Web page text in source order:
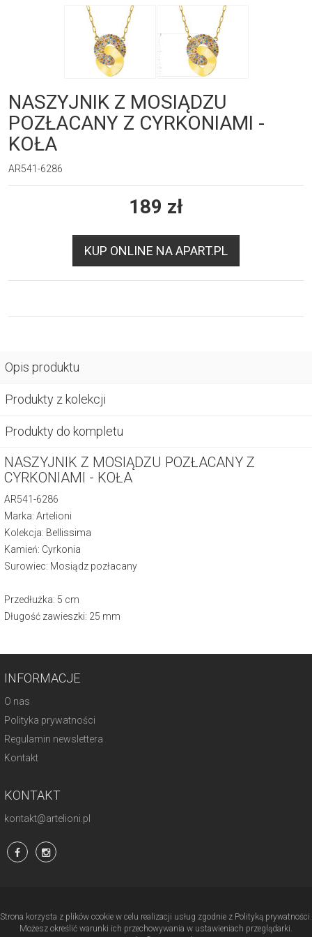
NASZYJNIK Z MOSIĄDZU
POZŁACANY Z CYRKONIAMI -
KOŁA
AR541-6286
189 zł
KUP ONLINE NA APART.PL
Opis produktu
Produkty z kolekcji
Produkty do kompletu
NASZYJNIK Z MOSIĄDZU POZŁACANY Z
CYRKONIAMI - KOŁA
AR541-6286
Marka: Artelioni
Kolekcja: Bellissima
Kamień: Cyrkonia
Surowiec: Mosiądz pozłacany
Przedłużka: 5 cm
Długość zawieszki: 25 mm
INFORMACJE
O nas
Polityka prywatności
Regulamin newslettera
Kontakt
KONTAKT
kontakt@artelioni.pl
Strona korzysta z plików cookie w celu realizacji usług zgodnie z Polityką prywatności.
Możesz określić warunki ich przechowywania w ustawieniach przeglądarki.